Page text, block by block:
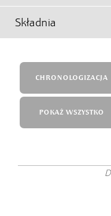
Składnia
CHRONOLOGIZACJA
POKAŻ WSZYSTKO